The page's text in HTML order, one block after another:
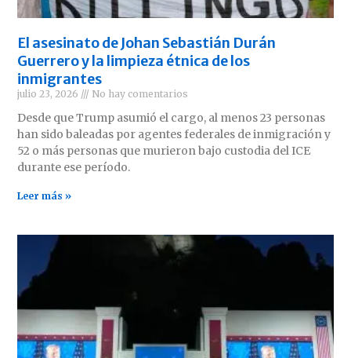
El asesinato de Johan Sebastián Durán
Guerrero y la limpieza étnica de los
inmigrantes
julio 23, 2026 No hay comentarios
Desde que Trump asumió el cargo, al menos 23 personas
han sido baleadas por agentes federales de inmigración y
52 o más personas que murieron bajo custodia del ICE
durante ese período.
Leer más »